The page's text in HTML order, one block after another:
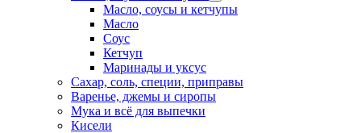
Масло, соусы и кетчупы
Масло
Соус
Кетчуп
Маринады и уксус
Сахар, соль, специи, приправы
Варенье, джемы и сиропы
Мука и всё для выпечки
Кисели